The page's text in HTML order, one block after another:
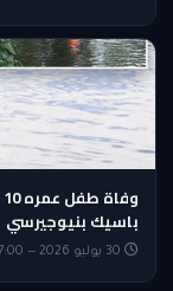
باسيك بنيوجيرسي